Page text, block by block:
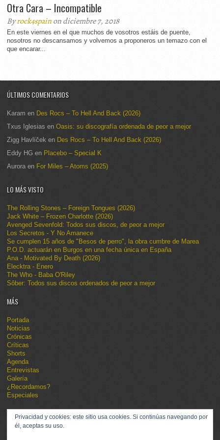
Otra Cara – Incompatible
Byrock4spainon diciembre 7, 2018
En este viernes en el que muchos de vosotros estáis de puente,
nosotros no descansamos y volvemos a proponeros un temazo con el
que encarar...
ÚLTIMOS COMENTARIOS
Karam en Des Rocs – To Hell And Back (2026)
Txus Iglesias en Oasis: su discografía ordenada de peor a mejor
Zigg Havlíček en Des Rocs – To Hell And Back (2026)
Eddy HG en Placebo – Special K
Auroraen For Miles – Atoms (2025)
LO MÁS VISTO
The Rolling Stones – Foreign Tongues (2026)
Jack White – Frozen Charlotte (2026)
Avenged Sevenfold: Todos sus discos, de peor a mejor
Los Secretos - Y No Amanece
Se cumplen 15 años de "Besos de perro", la obra cumbre de Marea
P.O.D. actuarán en Burgos en una fecha única en España
Ana - Motivated By Death (2026)
Elecktra - Enero
The Who - Baba O'Riley
Sôber: Todos sus discos ordenados de peor a mejor
MÁS
Portada
Noticias
Crónicas
Críticas
Shorts
Agenda
Entrevistas
Galería
¿Recordamos?
Especiales
Privacidad y cookies: este sitio usa cookies. Si continúas navegando por
él, aceptas su uso.